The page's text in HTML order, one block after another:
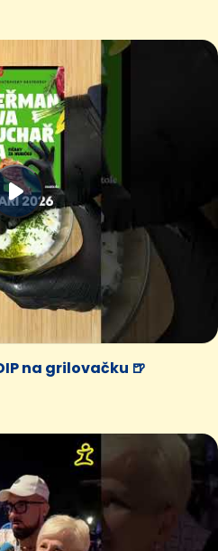
na grilovačku 🍺